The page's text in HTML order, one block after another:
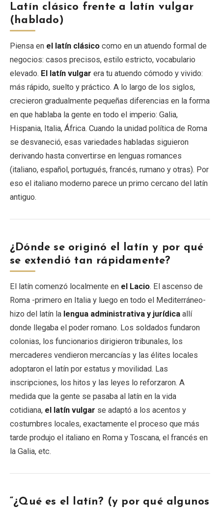
Latín clásico frente a latín vulgar
(hablado)
Piensa en el latín clásico como en un atuendo formal de
negocios: casos precisos, estilo estricto, vocabulario
elevado. El latín vulgar era tu atuendo cómodo y vivido:
más rápido, suelto y práctico. A lo largo de los siglos,
crecieron gradualmente pequeñas diferencias en la forma
en que hablaba la gente en todo el imperio: Galia,
Hispania, Italia, África. Cuando la unidad política de Roma
se desvaneció, esas variedades habladas siguieron
derivando hasta convertirse en lenguas romances
(italiano, español, portugués, francés, rumano y otras). Por
eso el italiano moderno parece un primo cercano del latín
antiguo.
¿Dónde se originó el latín y por qué
se extendió tan rápidamente?
El latín comenzó localmente en el Lacio. El ascenso de
Roma -primero en Italia y luego en todo el Mediterráneo-
hizo del latín la lengua administrativa y jurídica allí
donde llegaba el poder romano. Los soldados fundaron
colonias, los funcionarios dirigieron tribunales, los
mercaderes vendieron mercancías y las élites locales
adoptaron el latín por estatus y movilidad. Las
inscripciones, los hitos y las leyes lo reforzaron. A
medida que la gente se pasaba al latín en la vida
cotidiana, el latín vulgar se adaptó a los acentos y
costumbres locales, exactamente el proceso que más
tarde produjo el italiano en Roma y Toscana, el francés en
la Galia, etc.
“¿Qué es el latín? (y por qué algunos